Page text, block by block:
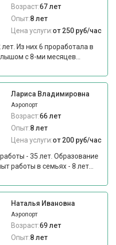
Возраст:67 лет
Опыт:8 лет
Цена услуги:от 250 руб/час
Из них 6 проработала в
с 8-ми месяцев...
Лариса Владимировна
Аэропорт
Возраст:66 лет
Опыт:8 лет
Цена услуги:от 200 руб/час
- 35 лет. Образование
работы в семьях - 8 лет...
Наталья Ивановна
Аэропорт
Возраст:69 лет
Опыт:8 лет